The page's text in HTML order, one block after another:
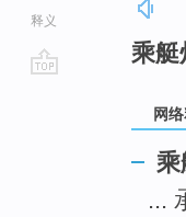
释义
乘艇
网
...